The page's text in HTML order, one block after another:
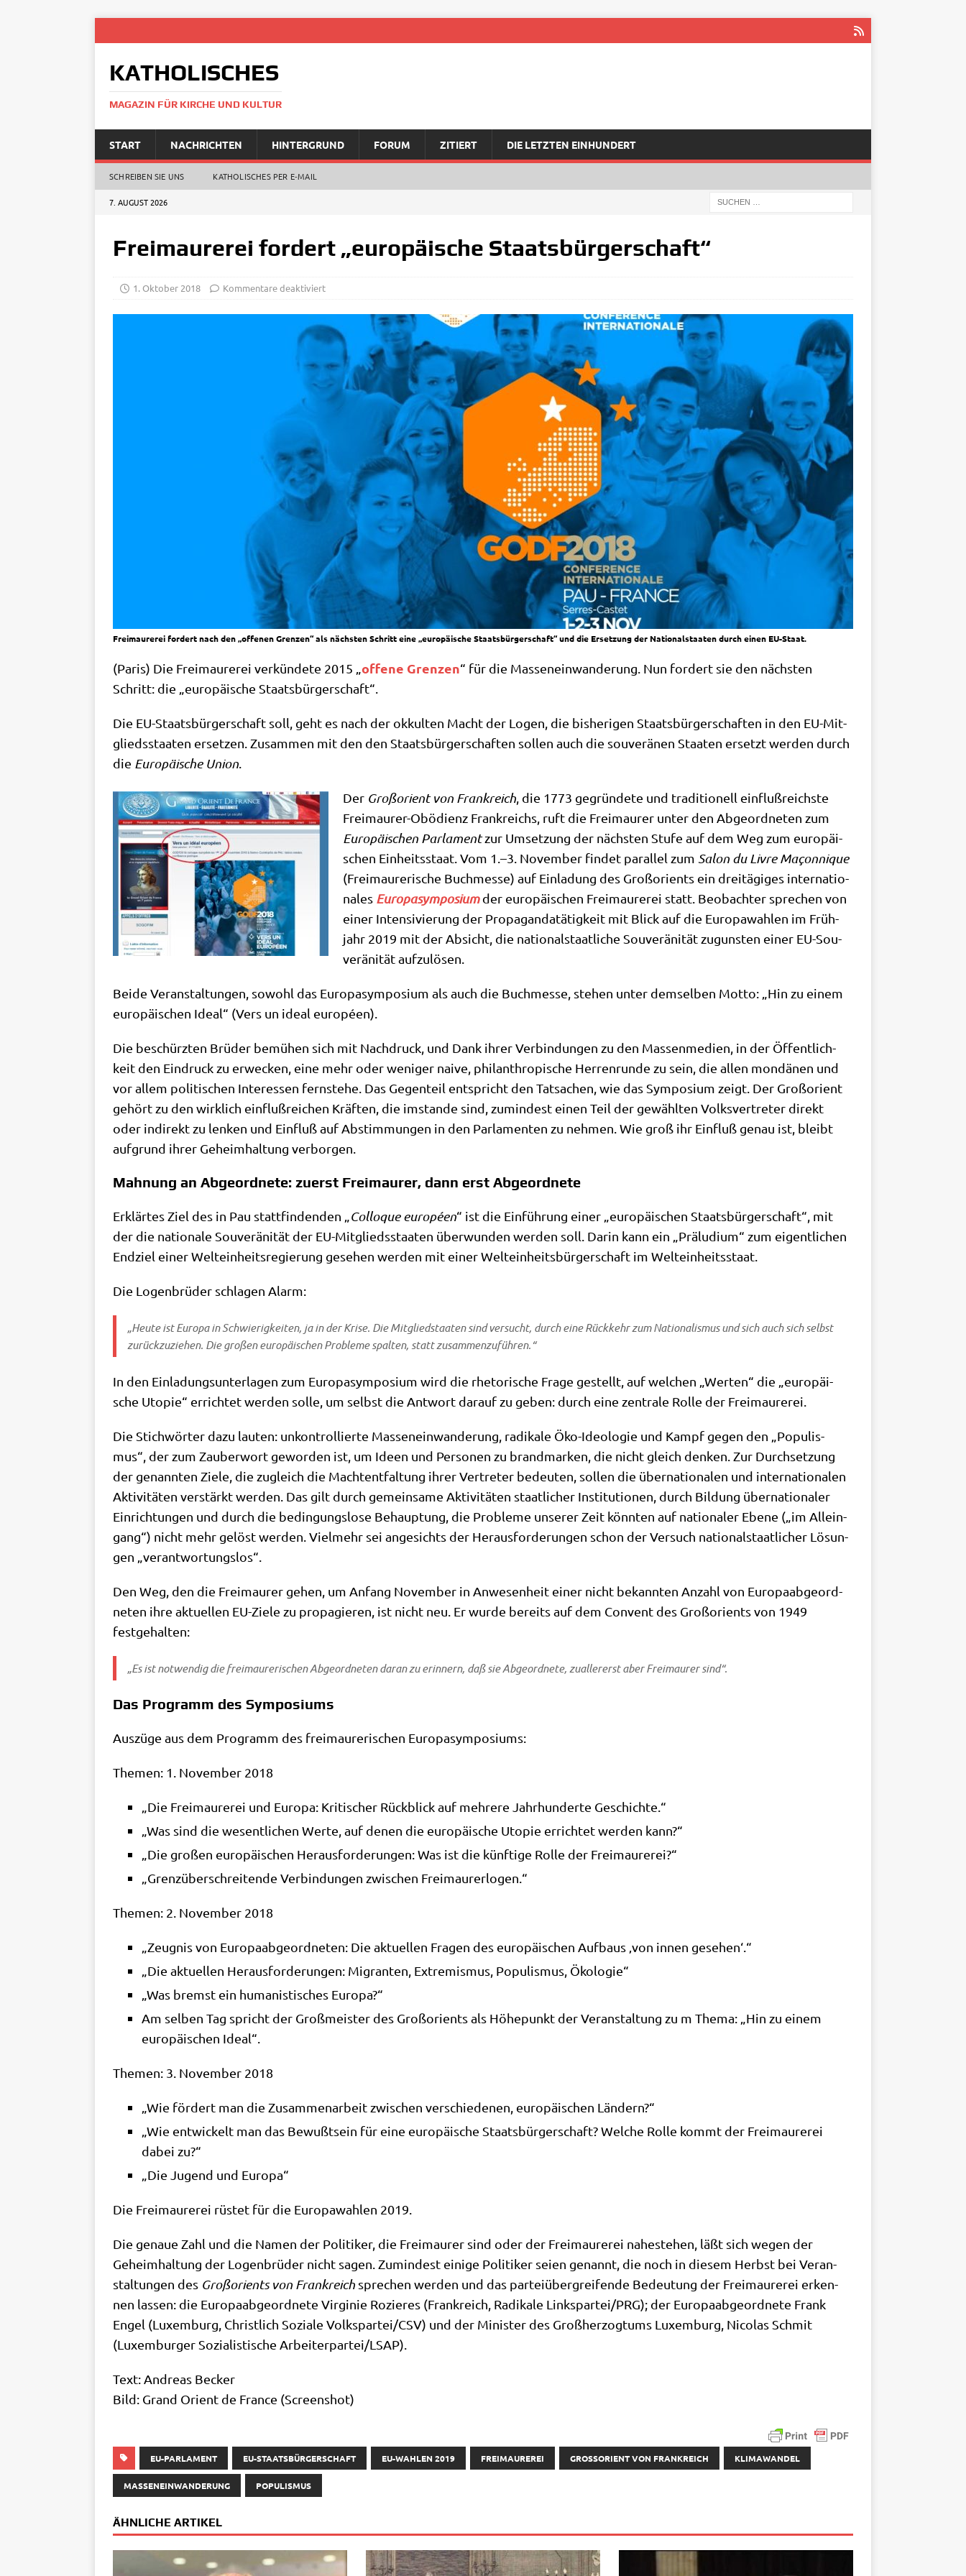
KATHOLISCHES
MAGAZIN FÜR KIRCHE UND KULTUR
START NACHRICHTEN HINTERGRUND FORUM ZITIERT DIE LETZTEN EINHUNDERT
SCHREIBEN SIE UNS KATHOLISCHES PER E‑MAIL
7. AUGUST 2026
Freimaurerei fordert „europäische Staatsbürgerschaft“
1. Oktober 2018 Kommentare deaktiviert
Freimaurerei fordert nach den „offenen Grenzen“ als nächsten Schritt eine „europäische Staatsbürgerschaft“ und die Ersetzung der Nationalstaaten durch einen EU-Staat.
(Paris) Die Frei­mau­re­rei ver­kün­de­te 2015 „ offe­ne Gren­zen“ für die Mas­sen­ein­wan­de­rung. Nun for­dert sie den näch­sten
Schritt: die „euro­päi­sche Staatsbürgerschaft“.
Die EU-Staats­bür­ger­schaft soll, geht es nach der okkul­ten Macht der Logen, die bis­he­ri­gen Staats­bür­ger­schaf­ten in den EU-Mit­
glieds­staa­ten erset­zen. Zusam­men mit den den Staats­bür­ger­schaf­ten sol­len auch die sou­ve­rä­nen Staa­ten ersetzt wer­den durch
die Euro­päi­sche Uni­on
Der Groß­ori­ent von Frank­reich , die 1773 gegrün­de­te und tra­di­tio­nell ein­fluß­reich­ste
Frei­mau­rer-Obö­di­enz Frank­reichs, ruft die Frei­mau­rer unter den Abge­ord­ne­ten zum
Euro­päi­schen Par­la­mentzur Umset­zung der näch­sten Stu­fe auf dem Weg zum euro­päi­
schen Ein­heits­staat. Vom 1.–3. Novem­ber fin­det par­al­lel zum Salon du Liv­re Maçon­ni­que
(Frei­mau­re­ri­sche Buch­mes­se) auf Ein­la­dung des Groß­ori­ents ein drei­tä­gi­ges inter­na­tio­
na­les Euro­pa­sym­po­si­um der euro­päi­schen Frei­mau­re­rei statt. Beob­ach­ter spre­chen von
einer Inten­si­vie­rung der Pro­pa­gan­da­tä­tig­keit mit Blick auf die Euro­pa­wah­len im Früh­
jahr 2019 mit der Absicht, die natio­nal­staat­li­che Sou­ve­rä­ni­tät zugun­sten einer EU-Sou­
ve­rä­ni­tät aufzulösen.
Bei­de Ver­an­stal­tun­gen, sowohl das Euro­pa­sym­po­si­um als auch die Buch­mes­se, ste­hen unter dem­sel­ben Mot­to: „Hin zu einem
euro­päi­schen Ide­al“ (Vers un ide­al européen).
Die beschürz­ten Brü­der bemü­hen sich mit Nach­druck, und Dank ihrer Ver­bin­dun­gen zu den Mas­sen­me­di­en, in der Öffent­lich­
keit den Ein­druck zu erwecken, eine mehr oder weni­ger nai­ve, phil­an­thro­pi­sche Her­ren­run­de zu sein, die allen mon­dä­nen und
vor allem poli­ti­schen Inter­es­sen fern­ste­he. Das Gegen­teil ent­spricht den Tat­sa­chen, wie das Sym­po­si­um zeigt. Der Groß­ori­ent
gehört zu den wirk­lich ein­fluß­rei­chen Kräf­ten, die imstan­de sind, zumin­dest einen Teil der gewähl­ten Volks­ver­tre­ter direkt
oder indi­rekt zu len­ken und Ein­fluß auf Abstim­mun­gen in den Par­la­men­ten zu neh­men. Wie groß ihr Ein­fluß genau ist, bleibt
auf­grund ihrer Geheim­hal­tung verborgen.
Mahnung an Abgeordnete: zuerst Freimaurer, dann erst Abgeordnete
Erklär­tes Ziel des in Pau statt­fin­den­den „ Col­lo­que euro­pé­en“ ist die Ein­füh­rung einer „euro­päi­schen Staats­bür­ger­schaft“, mit
der die natio­na­le Sou­ve­rä­ni­tät der EU-Mit­glieds­staa­ten über­wun­den wer­den soll. Dar­in kann ein „Prä­lu­di­um“ zum eigent­li­chen
End­ziel einer Welt­ein­heits­re­gie­rung gese­hen wer­den mit einer Welt­ein­heits­bür­ger­schaft im Welteinheitsstaat.
Die Logen­brü­der schla­gen Alarm:
„Heu­te ist Euro­pa in Schwie­rig­kei­ten, ja in der Kri­se. Die Mit­glied­staa­ten sind ver­sucht, durch eine Rück­kehr zum Natio­na­lis­mus und sich auch sich selbst
zurück­zu­zie­hen. Die gro­ßen euro­päi­schen Pro­ble­me spal­ten, statt zusammenzuführen.“
In den Ein­la­dungs­un­ter­la­gen zum Euro­pa­sym­po­si­um wird die rhe­to­ri­sche Fra­ge gestellt, auf wel­chen „Wer­ten“ die „euro­päi­
sche Uto­pie“ errich­tet wer­den sol­le, um selbst die Ant­wort dar­auf zu geben: durch eine zen­tra­le Rol­le der Freimaurerei.
Die Stich­wör­ter dazu lau­ten: unkon­trol­lier­te Mas­sen­ein­wan­de­rung, radi­ka­le Öko-Ideo­lo­gie und Kampf gegen den „Popu­lis­
mus“, der zum Zau­ber­wort gewor­den ist, um Ideen und Per­so­nen zu brand­mar­ken, die nicht gleich den­ken. Zur Durch­set­zung
der genann­ten Zie­le, die zugleich die Macht­ent­fal­tung ihrer Ver­tre­ter bedeu­ten, sol­len die über­na­tio­na­len und inter­na­tio­na­len
Akti­vi­tä­ten ver­stärkt wer­den. Das gilt durch gemein­sa­me Akti­vi­tä­ten staat­li­cher Insti­tu­tio­nen, durch Bil­dung über­na­tio­na­ler
Ein­rich­tun­gen und durch die bedin­gungs­lo­se Behaup­tung, die Pro­ble­me unse­rer Zeit könn­ten auf natio­na­ler Ebe­ne („im Allein­
gang“) nicht mehr gelöst wer­den. Viel­mehr sei ange­sichts der Her­aus­for­de­run­gen schon der Ver­such natio­nal­staat­li­cher Lösun­
gen „ver­ant­wor­tungs­los“.
Den Weg, den die Frei­mau­rer gehen, um Anfang Novem­ber in Anwe­sen­heit einer nicht bekann­ten Anzahl von Euro­pa­ab­ge­ord­
ne­ten ihre aktu­el­len EU-Zie­le zu pro­pa­gie­ren, ist nicht neu. Er wur­de bereits auf dem Con­vent des Groß­ori­ents von 1949
festgehalten:
„Es ist not­wen­dig die frei­mau­re­ri­schen Abge­ord­ne­ten dar­an zu erin­nern, daß sie Abge­ord­ne­te, zual­ler­erst aber Frei­mau­rer sind“.
Das Programm des Symposiums
Aus­zü­ge aus dem Pro­gramm des frei­mau­re­ri­schen Europasymposiums:
The­men: 1. Novem­ber 2018
„Die Frei­mau­re­rei und Euro­pa: Kri­ti­scher Rück­blick auf meh­re­re Jahr­hun­der­te Geschichte.“
„Was sind die wesent­li­chen Wer­te, auf denen die euro­päi­sche Uto­pie errich­tet wer­den kann?“
„Die gro­ßen euro­päi­schen Her­aus­for­de­run­gen: Was ist die künf­ti­ge Rol­le der Freimaurerei?“
„Grenz­über­schrei­ten­de Ver­bin­dun­gen zwi­schen Freimaurerlogen.“
The­men: 2. Novem­ber 2018
„Zeug­nis von Euro­pa­ab­ge­ord­ne­ten: Die aktu­el­len Fra­gen des euro­päi­schen Auf­baus ‚von innen gesehen‘.“
„Die aktu­el­len Her­aus­for­de­run­gen: Migran­ten, Extre­mis­mus, Popu­lis­mus, Ökologie“
„Was bremst ein huma­ni­sti­sches Europa?“
Am sel­ben Tag spricht der Groß­mei­ster des Groß­ori­ents als Höhe­punkt der Ver­an­stal­tung zu m The­ma: „Hin zu einem
euro­päi­schen Ideal“.
The­men: 3. Novem­ber 2018
„Wie för­dert man die Zusam­men­ar­beit zwi­schen ver­schie­de­nen, euro­päi­schen Ländern?“
„Wie ent­wickelt man das Bewußt­sein für eine euro­päi­sche Staats­bür­ger­schaft? Wel­che Rol­le kommt der Frei­mau­re­rei
dabei zu?“
„Die Jugend und Europa“
Die Frei­mau­re­rei rüstet für die Euro­pa­wah­len 2019.
Die genaue Zahl und die Namen der Poli­ti­ker, die Frei­mau­rer sind oder der Frei­mau­re­rei nahe­ste­hen, läßt sich wegen der
Geheim­hal­tung der Logen­brü­der nicht sagen. Zumin­dest eini­ge Poli­ti­ker sei­en genannt, die noch in die­sem Herbst bei Ver­an­
stal­tun­gen des Groß­ori­ents von Frank­reich spre­chen wer­den und das par­tei­über­grei­fen­de Bedeu­tung der Frei­mau­re­rei erken­
nen las­sen: die Euro­pa­ab­ge­ord­ne­te Vir­gi­nie Rozie­res (Frank­reich, Radi­ka­le Linkspartei/​PRG); der Euro­pa­ab­ge­ord­ne­te Frank
Engel (Luxem­burg, Christ­lich Sozia­le Volkspartei/​CSV) und der Mini­ster des Groß­her­zog­tums Luxem­burg, Nico­las Schmit
(Luxem­bur­ger Sozia­li­sti­sche Arbeiterpartei/​LSAP).
Text: Andre­as Becker
Bild: Grand Ori­ent de France (Screen­shot)
EU-PARLAMENT EU-STAATSBÜRGERSCHAFT EU-WAHLEN 2019 FREIMAUREREI GROSSORIENT VON FRANKREICH KLIMAWANDEL
MASSENEINWANDERUNG POPULISMUS
ÄHNLICHE ARTIKEL